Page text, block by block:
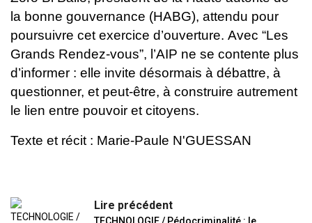
la bonne gouvernance (HABG), attendu pour
poursuivre cet exercice d’ouverture. Avec “Les
Grands Rendez-vous”, l’AIP ne se contente plus
d’informer : elle invite désormais à débattre, à
questionner, et peut-être, à construire autrement
le lien entre pouvoir et citoyens.
Texte et récit : Marie-Paule N'GUESSAN
Lire précédent